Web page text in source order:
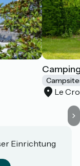
Le
Einrichtung